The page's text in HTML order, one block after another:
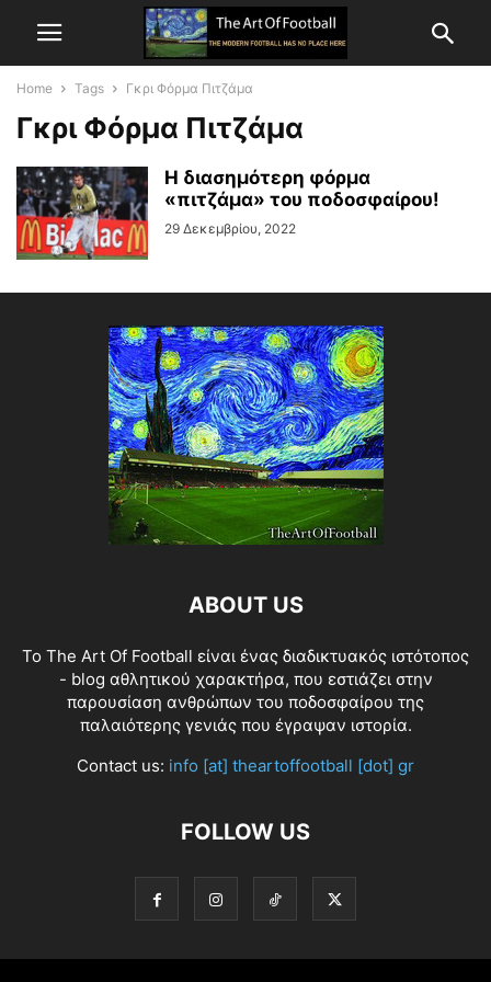
Home Tags Γκρι Φόρμα Πιτζάμα
Γκρι Φόρμα Πιτζάμα
Η διασημότερη φόρμα
«πιτζάμα» του ποδοσφαίρου!
29 Δεκεμβρίου, 2022
ABOUT US
Το The Art Of Football είναι ένας διαδικτυακός ιστότοπος
- blog αθλητικού χαρακτήρα, που εστιάζει στην
παρουσίαση ανθρώπων του ποδοσφαίρου της
παλαιότερης γενιάς που έγραψαν ιστορία.
Contact us: info [at] theartoffootball [dot] gr
FOLLOW US